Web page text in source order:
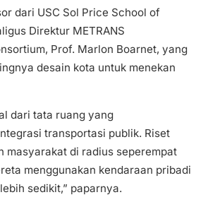
dari USC Sol Price School of
Direktur METRANS
Prof. Marlon Boarnet, yang
desain kota untuk menekan
dari tata ruang yang
transportasi publik. Riset
masyarakat di radius seperempat
menggunakan kendaraan pribadi
sedikit,” paparnya.